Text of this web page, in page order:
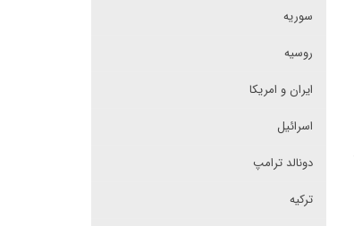
سوریه
روسیه
ایران و امریکا
اسرائیل
دونالد ترامپ
ترکیه